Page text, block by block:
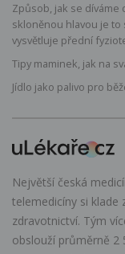
Způsob, jak se díváme
skloněnou hlavou je to
vysvětluje přední
Tipy maminek, jak na
Jídlo jako palivo pro
Největší česká
telemedicíny si klade
zdravotnictví. Tým
obslouží průměrně 2